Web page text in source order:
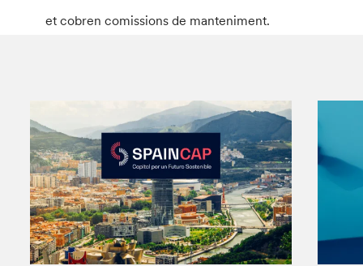
et cobren comissions de manteniment.